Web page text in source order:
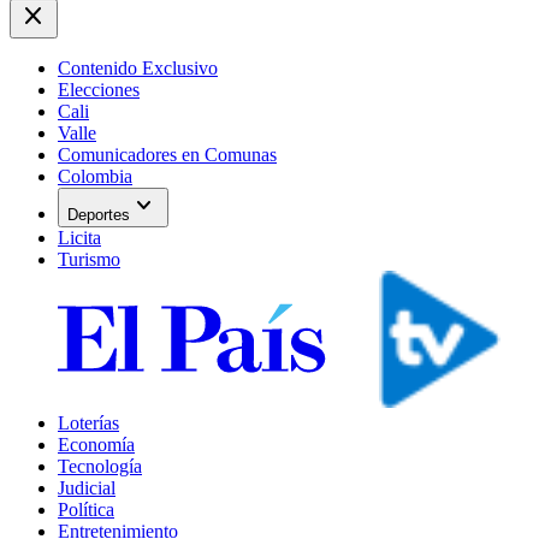
close
Contenido Exclusivo
Elecciones
Cali
Valle
Comunicadores en Comunas
Colombia
Deportes expand_more
Licita
Turismo
Loterías
Economía
Tecnología
Judicial
Política
Entretenimiento